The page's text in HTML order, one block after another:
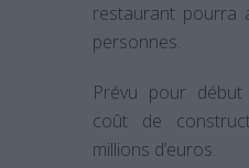
restaurant pourra
personnes.
Prévu pour
coût de
millions d’euros.